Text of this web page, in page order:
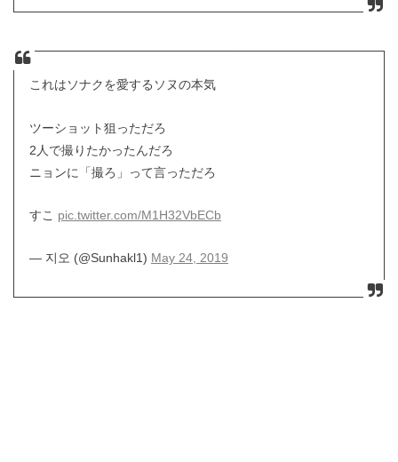
これはソナクを愛するソヌの本気
ツーショット狙っただろ
2人で撮りたかったんだろ
ニョンに「撮ろ」って言っただろ
すこ pic.twitter.com/M1H32VbECb
— 지오 (@Sunhakl1) May 24, 2019